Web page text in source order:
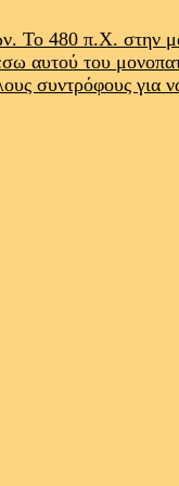
Το 480 π.Χ. στην
αυτού του
συντρόφους για